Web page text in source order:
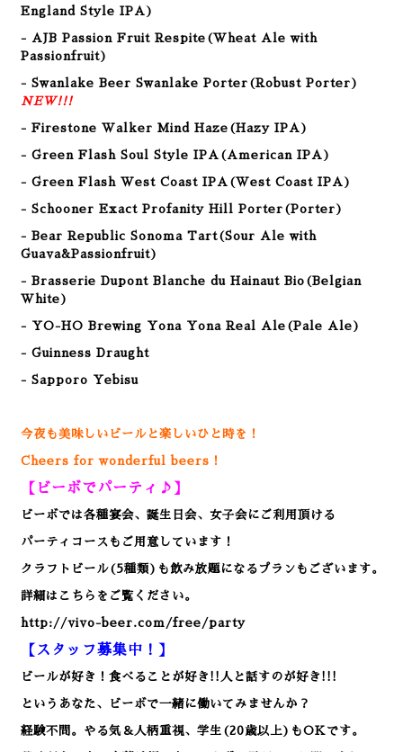
England Style IPA)
- AJB Passion Fruit Respite(Wheat Ale with
Passionfruit)
- Swanlake Beer Swanlake Porter(Robust Porter)
NEW!!!
- Firestone Walker Mind Haze(Hazy IPA)
- Green Flash Soul Style IPA(American IPA)
- Green Flash West Coast IPA(West Coast IPA)
- Schooner Exact Profanity Hill Porter(Porter)
- Bear Republic Sonoma Tart(Sour Ale with
Guava&Passionfruit)
- Brasserie Dupont Blanche du Hainaut Bio(Belgian
White)
- YO-HO Brewing Yona Yona Real Ale(Pale Ale)
- Guinness Draught
- Sapporo Yebisu
今夜も美味しいビールと楽しいひと時を！
Cheers for wonderful beers！
【ビーボでパーティ♪】
ビーボでは各種宴会、誕生日会、女子会にご利用頂ける
パーティコースもご用意しています！
クラフトビール(5種類)も飲み放題になるプランもございます。
詳細はこちらをご覧ください。
http://vivo-beer.com/free/party
【スタッフ募集中！】
ビールが好き！食べることが好き!!人と話すのが好き!!!
というあなた、ビーボで一緒に働いてみませんか？
経験不問。やる気＆人柄重視、学生(20歳以上)もOKです。